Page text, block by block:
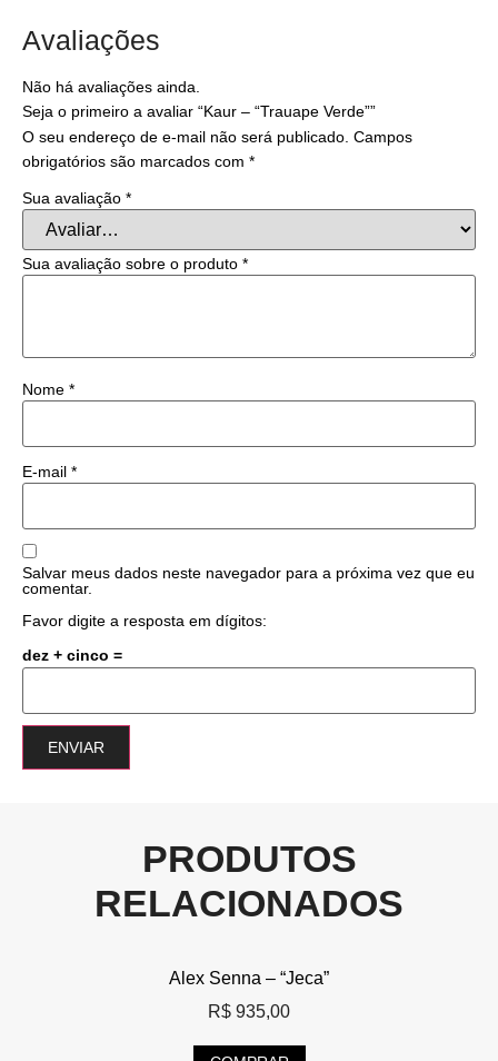
Avaliações
Não há avaliações ainda.
Seja o primeiro a avaliar “Kaur – “Trauape Verde””
O seu endereço de e-mail não será publicado. Campos
obrigatórios são marcados com *
Sua avaliação *
Sua avaliação sobre o produto *
Nome *
E-mail *
Salvar meus dados neste navegador para a próxima vez que eu
comentar.
Favor digite a resposta em dígitos:
dez + cinco =
PRODUTOS
RELACIONADOS
Alex Senna – “Jeca”
R$ 935,00